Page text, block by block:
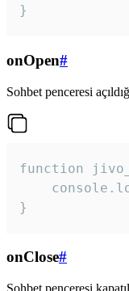
}
onOpen#
Sohbet penceresi
function
}
onClose#
Sohbet penceresi